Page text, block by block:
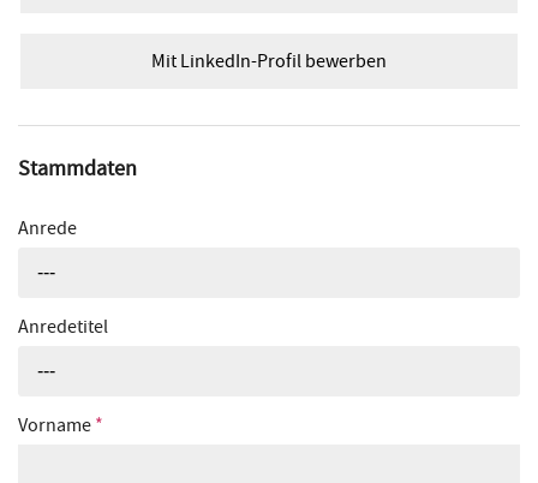
Mit LinkedIn-Profil bewerben
Stammdaten
Anrede
---
Anredetitel
---
Vorname *